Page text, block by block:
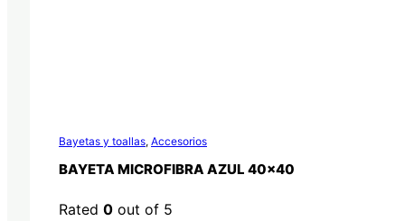
Bayetas y toallas, Accesorios
BAYETA MICROFIBRA AZUL 40×40
Rated 0 out of 5